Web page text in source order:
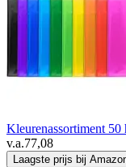
Kleurenassortiment 50
v.a.77,08
Laagste prijs bij